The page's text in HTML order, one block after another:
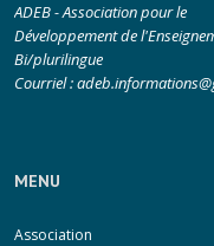
ADEB - Association pour le
Développement de
Bi/plurilingue
Courriel :
MENU
Association